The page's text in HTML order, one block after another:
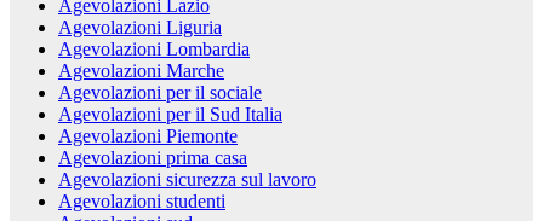
Agevolazioni Lazio
Agevolazioni Liguria
Agevolazioni Lombardia
Agevolazioni Marche
Agevolazioni per il sociale
Agevolazioni per il Sud Italia
Agevolazioni Piemonte
Agevolazioni prima casa
Agevolazioni sicurezza sul lavoro
Agevolazioni studenti